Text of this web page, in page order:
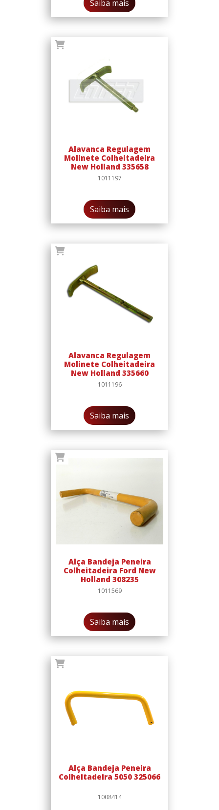
Saiba mais
Alavanca Regulagem
Molinete Colheitadeira
New Holland 335658
1011197
Saiba mais
Alavanca Regulagem
Molinete Colheitadeira
New Holland 335660
1011196
Saiba mais
Alça Bandeja Peneira
Colheitadeira Ford New
Holland 308235
1011569
Saiba mais
Alça Bandeja Peneira
Colheitadeira 5050 325066
1008414